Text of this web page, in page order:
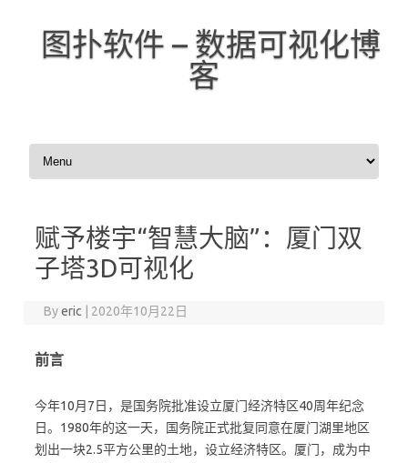
图扑软件 – 数据可视化博
客
Skip to content
赋予楼宇“智慧大脑”：厦门双
子塔3D可视化
Byeric 2020年10月22日
前言
今年10月7日，是国务院批准设立厦门经济特区40周年纪念
日。1980年的这一天，国务院正式批复同意在厦门湖里地区
划出一块2.5平方公里的土地，设立经济特区。厦门，成为中